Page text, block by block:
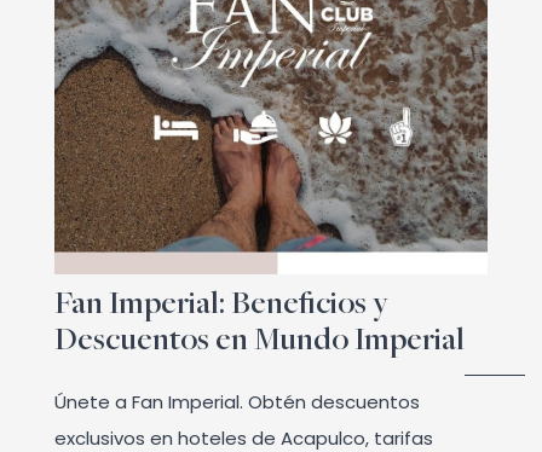
Fan Imperial: Beneficios y
Descuentos en Mundo Imperial
Únete a Fan Imperial. Obtén descuentos
exclusivos en hoteles de Acapulco, tarifas